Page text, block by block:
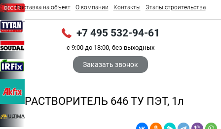
Поставка на объект О компании Контакты Этапы строительства
+7 495 532-94-61
с 9:00 до 18:00, без выходных
Заказать звонок
РАСТВОРИТЕЛЬ 646 ТУ ПЭТ, 1л